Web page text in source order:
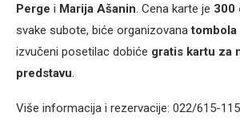
Perge i Marija Ašanin. Cena karte je 300
svake subote, biće organizovanatombola
izvučeni posetilac dobiće gratis kartu za
predstavu.
Više informacija i rezervacije: 022/615-